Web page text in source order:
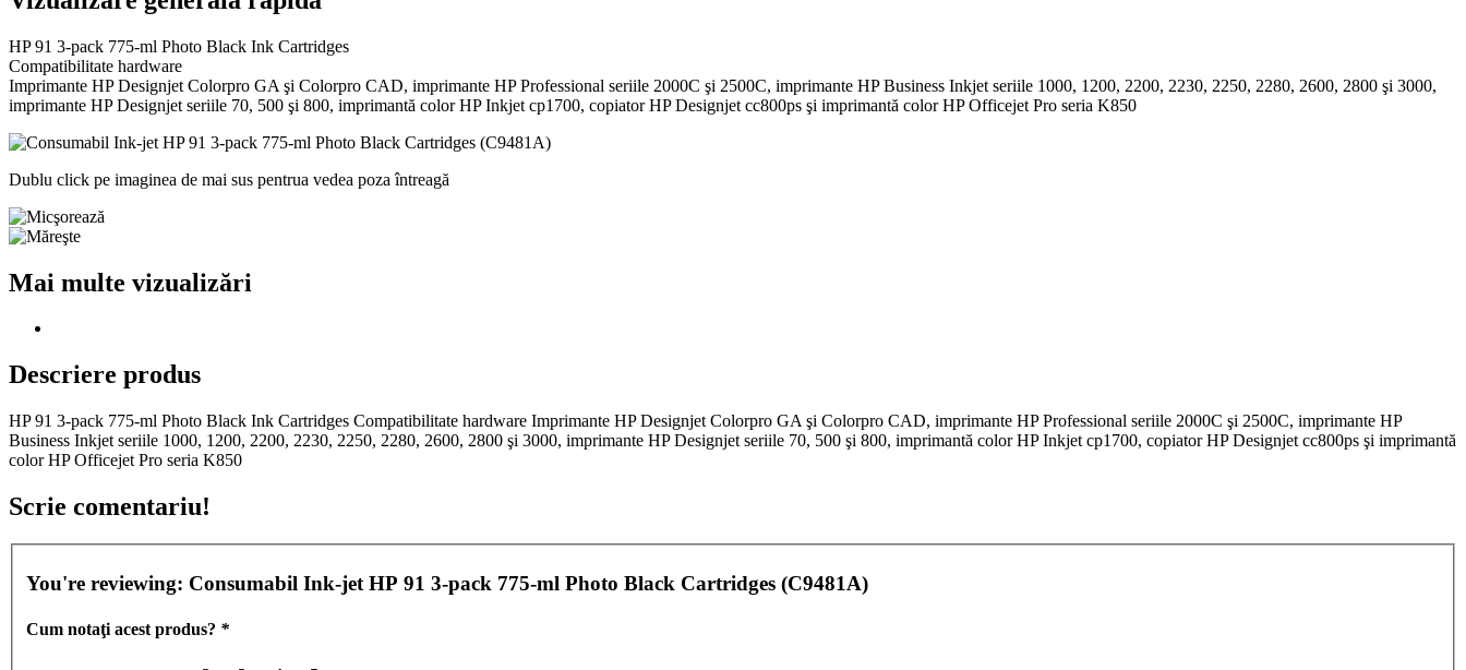
HP 91 3-pack 775-ml Photo Black Ink Cartridges
Compatibilitate hardware
Imprimante HP Designjet Colorpro GA şi Colorpro CAD, imprimante HP Professional seriile 2000C şi 2500C, imprimante HP Business Inkjet seriile 1000, 1200, 2200, 2230, 2250, 2280, 2600, 2800 şi 3000,
imprimante HP Designjet seriile 70, 500 şi 800, imprimantă color HP Inkjet cp1700, copiator HP Designjet cc800ps şi imprimantă color HP Officejet Pro seria K850
Dublu click pe imaginea de mai sus pentrua vedea poza întreagă
Mai multe vizualizări
Descriere produs
HP 91 3-pack 775-ml Photo Black Ink Cartridges Compatibilitate hardware Imprimante HP Designjet Colorpro GA şi Colorpro CAD, imprimante HP Professional seriile 2000C şi 2500C, imprimante HP
Business Inkjet seriile 1000, 1200, 2200, 2230, 2250, 2280, 2600, 2800 şi 3000, imprimante HP Designjet seriile 70, 500 şi 800, imprimantă color HP Inkjet cp1700, copiator HP Designjet cc800ps şi imprimantă
color HP Officejet Pro seria K850
Scrie comentariu!
You're reviewing: Consumabil Ink-jet HP 91 3-pack 775-ml Photo Black Cartridges (C9481A)
Cum notaţi acest produs? *